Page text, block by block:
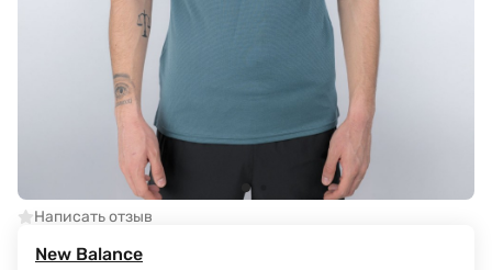
Написать отзыв
New Balance